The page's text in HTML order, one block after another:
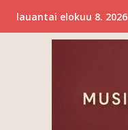
lauantai elokuu 8. 2026